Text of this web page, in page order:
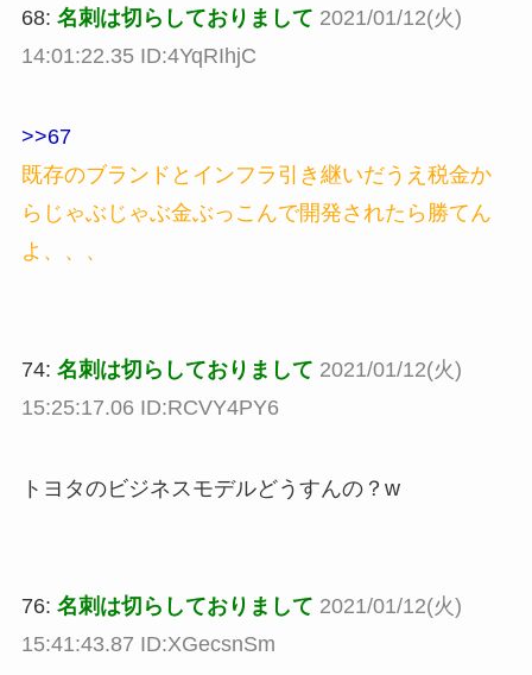
68: 名刺は切らしておりまして 2021/01/12(火)
14:01:22.35 ID:4YqRIhjC
>>67
既存のブランドとインフラ引き継いだうえ税金か
らじゃぶじゃぶ金ぶっこんで開発されたら勝てん
よ、、、
74: 名刺は切らしておりまして 2021/01/12(火)
15:25:17.06 ID:RCVY4PY6
トヨタのビジネスモデルどうすんの？w
76: 名刺は切らしておりまして 2021/01/12(火)
15:41:43.87 ID:XGecsnSm